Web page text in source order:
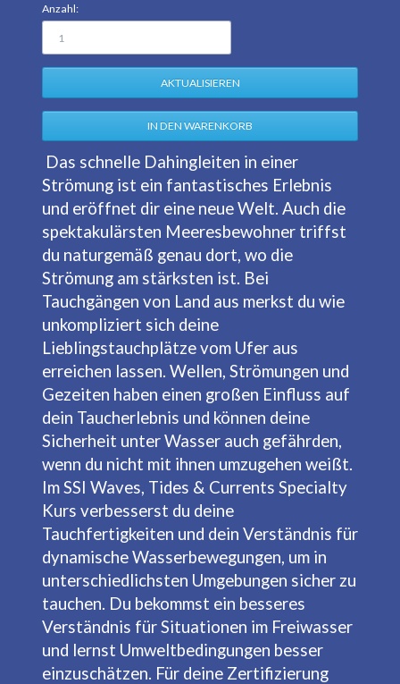
Anzahl:
Das schnelle Dahingleiten in einer
Strömung ist ein fantastisches Erlebnis
und eröffnet dir eine neue Welt. Auch die
spektakulärsten Meeresbewohner triffst
du naturgemäß genau dort, wo die
Strömung am stärksten ist. Bei
Tauchgängen von Land aus merkst du wie
unkompliziert sich deine
Lieblingstauchplätze vom Ufer aus
erreichen lassen. Wellen, Strömungen und
Gezeiten haben einen großen Einfluss auf
dein Taucherlebnis und können deine
Sicherheit unter Wasser auch gefährden,
wenn du nicht mit ihnen umzugehen weißt.
Im SSI Waves, Tides & Currents Specialty
Kurs verbesserst du deine
Tauchfertigkeiten und dein Verständnis für
dynamische Wasserbewegungen, um in
unterschiedlichsten Umgebungen sicher zu
tauchen. Du bekommst ein besseres
Verständnis für Situationen im Freiwasser
und lernst Umweltbedingungen besser
einzuschätzen. Für deine Zertifizierung